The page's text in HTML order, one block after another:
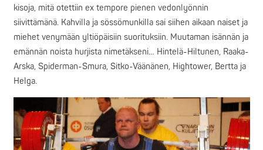
kisoja, mitä otettiin ex tempore pienen vedonlyönnin
siivittämänä. Kahvilla ja sössömunkilla sai siihen aikaan naiset ja
miehet venymään yltiöpäisiin suorituksiin. Muutaman isännän ja
emännän noista hurjista nimetäkseni… Hintelä-Hiltunen, Raaka-
Arska, Spiderman-Smura, Sitko-Väänänen, Hightower, Bertta ja
Helga.